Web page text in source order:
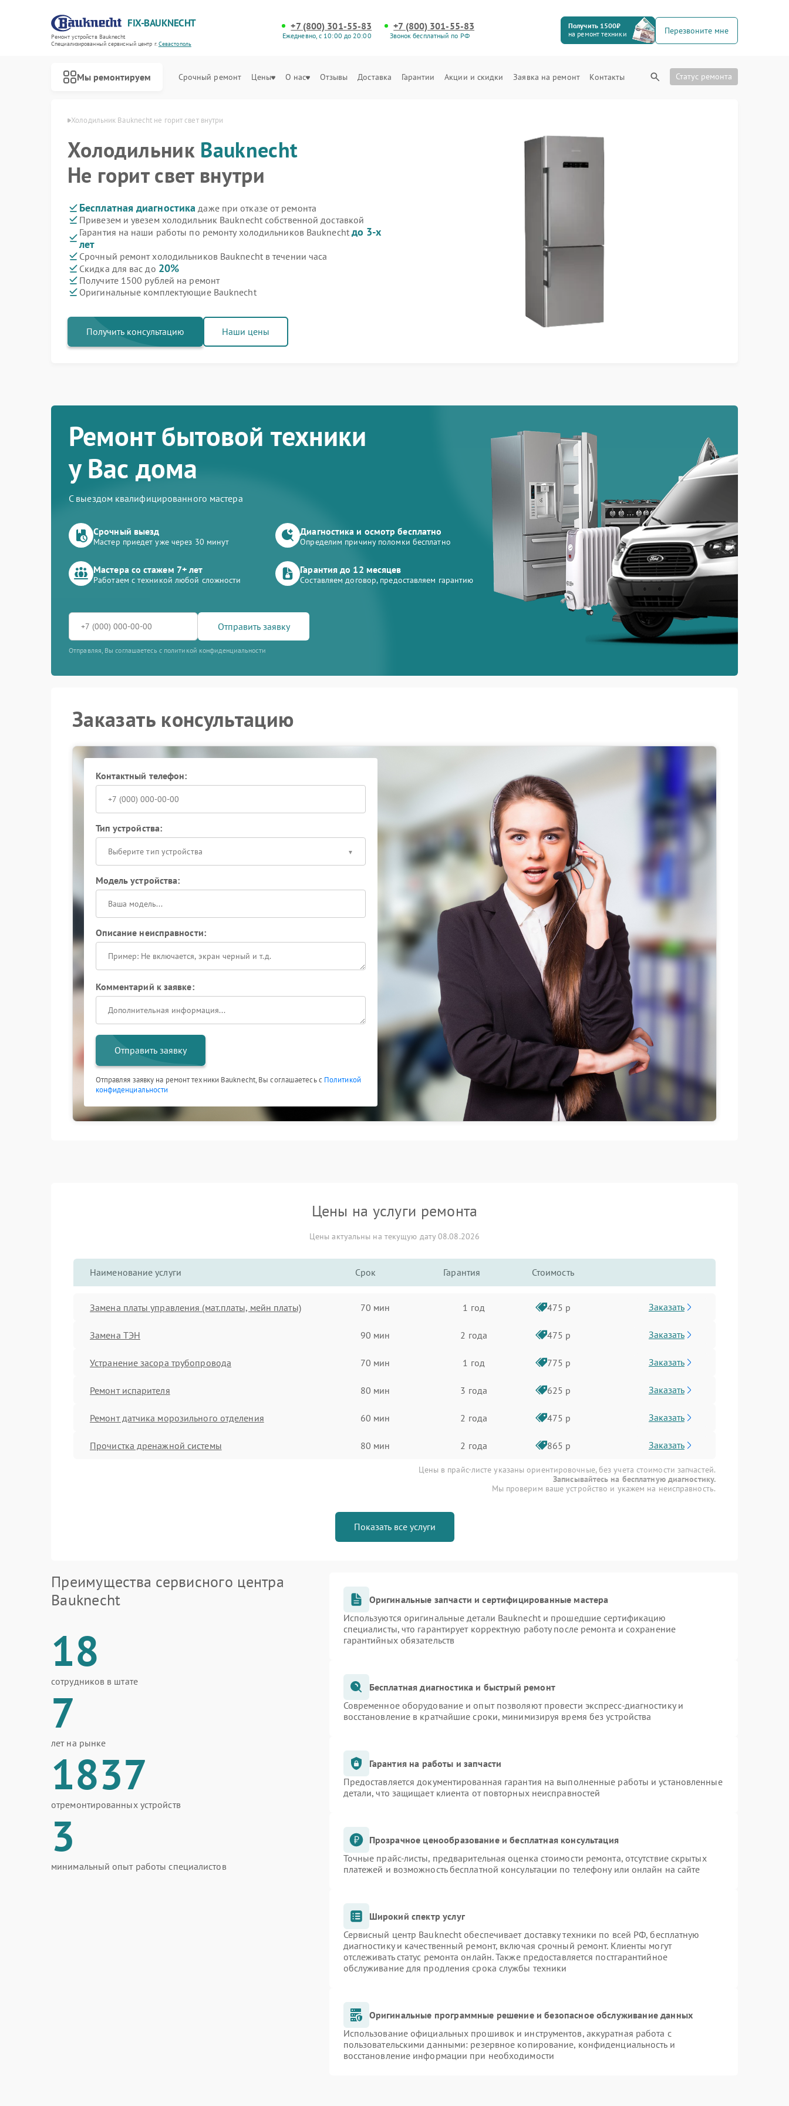
FIX-BAUKNECHT
Ремонт устройств Bauknecht
Специализированный cервисный центр г.Севастополь
+7 (800) 301-55-83
Ежедневно, с 10:00 до 20:00
+7 (800) 301-55-83
Звонок бесплатный по РФ
Получить 1500₽
на ремонт техники
Перезвоните мне
Мы ремонтируем Срочный ремонт Цены О нас Отзывы Доставка Гарантии Акции и скидки Заявка на ремонт Контакты Статус ремонта
в Севастополе Холодильник Bauknecht не горит свет внутри
Холодильник Bauknecht
Не горит свет внутри
Бесплатная диагностика даже при отказе от ремонта
Привезем и увезем холодильник Bauknecht собственной доставкой
Гарантия на наши работы по ремонту холодильников Bauknecht до 3-х
лет
Срочный ремонт холодильников Bauknecht в течении часа
Скидка для вас до 20%
Получите 1500 рублей на ремонт
Оригинальные комплектующие Bauknecht
Получить консультацию Наши цены
Ремонт бытовой техники
у Вас дома
С выездом квалифицированного мастера
Срочный выезд
Мастер приедет уже через 30 минут
Диагностика и осмотр бесплатно
Определим причину поломки бесплатно
Мастера со стажем 7+ лет
Работаем с техникой любой сложности
Гарантия до 12 месяцев
Составляем договор, предоставляем гарантию
Отправить заявку
Отправляя, Вы соглашаетесь с политикой конфиденциальности
Заказать консультацию
Контактный телефон:
Тип устройства:
Выберите тип устройства
Модель устройства:
Описание неисправности:
Комментарий к заявке:
Отправить заявку
Отправляя заявку на ремонт техники Bauknecht, Вы соглашаетесь с Политикой
конфиденциальности
Цены на услуги ремонта
Цены актуальны на текущую дату 08.08.2026
Наименование услуги Срок Гарантия Стоимость
Замена платы управления (мат.платы, мейн платы) 70 мин 1 год 475 р Заказать
Замена ТЭН 90 мин 2 года 475 р Заказать
Устранение засора трубопровода 70 мин 1 год 775 р Заказать
Ремонт испарителя 80 мин 3 года 625 р Заказать
Ремонт датчика морозильного отделения 60 мин 2 года 475 р Заказать
Прочистка дренажной системы 80 мин 2 года 865 р Заказать
Цены в прайс-листе указаны ориентировочные, без учета стоимости запчастей.
Записывайтесь на бесплатную диагностику.
Мы проверим ваше устройство и укажем на неисправность.
Показать все услуги
Преимущества сервисного центра
Bauknecht
18
сотрудников в штате
7
лет на рынке
1837
отремонтированных устройств
3
минимальный опыт работы специалистов
Оригинальные запчасти и сертифицированные мастера
Используются оригинальные детали Bauknecht и прошедшие сертификацию
специалисты, что гарантирует корректную работу после ремонта и сохранение
гарантийных обязательств
Бесплатная диагностика и быстрый ремонт
Современное оборудование и опыт позволяют провести экспресс-диагностику и
восстановление в кратчайшие сроки, минимизируя время без устройства
Гарантия на работы и запчасти
Предоставляется документированная гарантия на выполненные работы и установленные
детали, что защищает клиента от повторных неисправностей
Прозрачное ценообразование и бесплатная консультация
Точные прайс-листы, предварительная оценка стоимости ремонта, отсутствие скрытых
платежей и возможность бесплатной консультации по телефону или онлайн на сайте
Широкий спектр услуг
Сервисный центр Bauknecht обеспечивает доставку техники по всей РФ, бесплатную
диагностику и качественный ремонт, включая срочный ремонт. Клиенты могут
отслеживать статус ремонта онлайн. Также предоставляется постгарантийное
обслуживание для продления срока службы техники
Оригинальные программные решение и безопасное обслуживание данных
Использование официальных прошивок и инструментов, аккуратная работа с
пользовательскими данными: резервное копирование, конфиденциальность и
восстановление информации при необходимости